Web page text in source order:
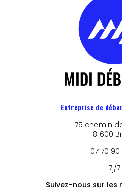
Entreprise de
75 chemin
81600
07 70 90
7j/7
Suivez-nous sur les